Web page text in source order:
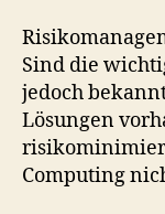
Sind die
jedoch
Lösungen
Computing